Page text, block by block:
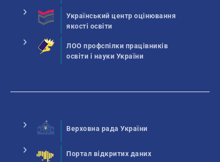
Український центр оцінювання
якості освіти
ЛОО профспілки працівників
освіти і науки України
Верховна рада України
Портал відкритих даних